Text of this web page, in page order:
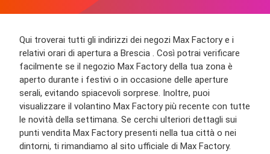
Qui troverai tutti gli indirizzi dei negozi Max Factory e i
relativi orari di apertura a Brescia . Così potrai verificare
facilmente se il negozio Max Factory della tua zona è
aperto durante i festivi o in occasione delle aperture
serali, evitando spiacevoli sorprese. Inoltre, puoi
visualizzare il volantino Max Factory più recente con tutte
le novità della settimana. Se cerchi ulteriori dettagli sui
punti vendita Max Factory presenti nella tua città o nei
dintorni, ti rimandiamo al sito ufficiale di Max Factory.